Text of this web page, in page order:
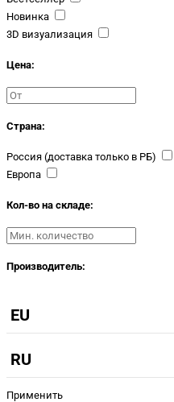
Новинка
3D визуализация
Цена:
Страна:
Россия (доставка только в РБ)
Европа
Кол-во на складе:
Производитель:
EU
RU
Применить